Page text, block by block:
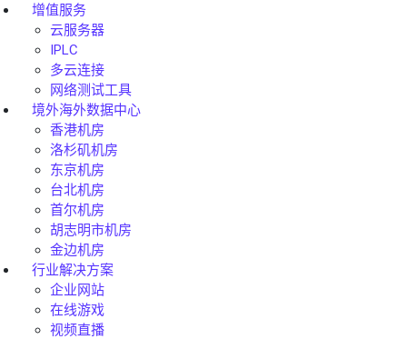
增值服务
云服务器
IPLC
多云连接
网络测试工具
境外海外数据中心
香港机房
洛杉矶机房
东京机房
台北机房
首尔机房
胡志明市机房
金边机房
行业解决方案
企业网站
在线游戏
视频直播